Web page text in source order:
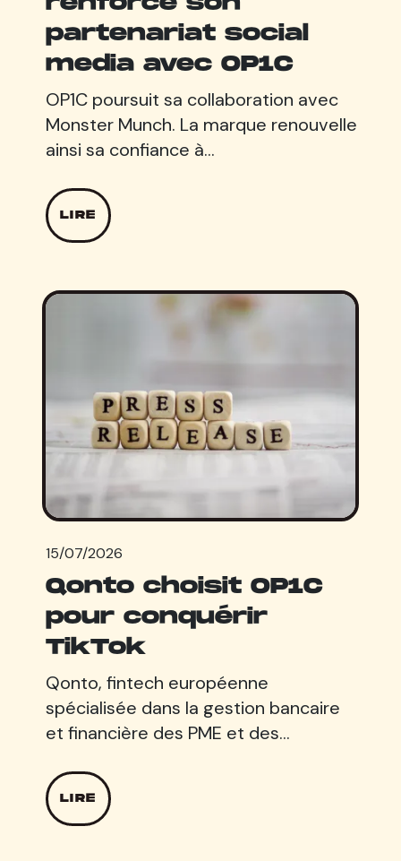
partenariat social
media avec OP1C
OP1C poursuit sa collaboration avec
Monster Munch. La marque renouvelle
ainsi sa confiance à…
LIRE
15/07/2026
Qonto choisit OP1C
pour conquérir
TikTok
Qonto, fintech européenne
spécialisée dans la gestion bancaire
et financière des PME et des…
LIRE